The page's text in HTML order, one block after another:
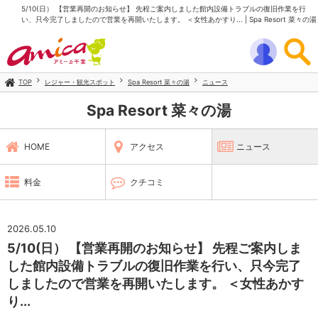
5/10(日） 【営業再開のお知らせ】 先程ご案内しました館内設備トラブルの復旧作業を行
い、只今完了しましたので営業を再開いたします。 ＜女性あかすり... | Spa Resort 菜々の湯
TOP レジャー・観光スポット Spa Resort 菜々の湯 ニュース
Spa Resort 菜々の湯
HOME アクセス ニュース
料金 クチコミ
2026.05.10
5/10(日） 【営業再開のお知らせ】 先程ご案内しま
した館内設備トラブルの復旧作業を行い、只今完了
しましたので営業を再開いたします。 ＜女性あかす
り...